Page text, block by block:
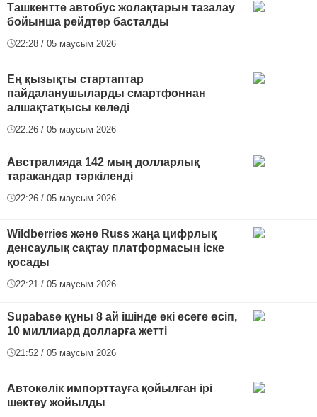
Ташкентте автобус жолақтарын тазалау
бойынша рейдтер басталды
22:28 / 05 маусым 2026
Ең қызықты стартаптар
пайдаланушыларды смартфоннан
алшақтатқысы келеді
22:26 / 05 маусым 2026
Австралияда 142 мың долларлық
таракандар тәркіленді
22:26 / 05 маусым 2026
Wildberries және Russ жаңа цифрлық
денсаулық сақтау платформасын іске
қосады
22:21 / 05 маусым 2026
Supabase құны 8 ай ішінде екі есеге өсіп,
10 миллиард долларға жетті
21:52 / 05 маусым 2026
Автокөлік импорттауға қойылған ірі
шектеу жойылды